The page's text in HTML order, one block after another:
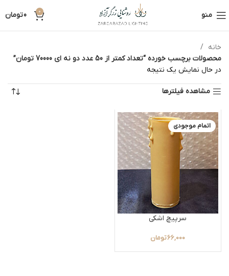
منو 0
0تومان
خانه
محصولات برچسب خورده “تعداد کمتر از 50 عدد دو نه ای 70000 تومان”
در حال نمایش یک نتیجه
مشاهده فیلترها
اتمام موجودی
سرپیچ اشکی
66,000تومان